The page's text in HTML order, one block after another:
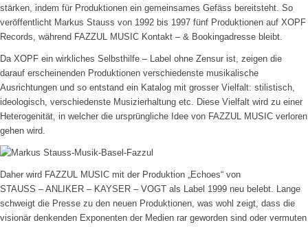
stärken, indem für Produktionen ein gemeinsames Gefäss bereitsteht. So
veröffentlicht Markus Stauss von 1992 bis 1997 fünf Produktionen auf XOPF
Records, während FAZZUL MUSIC Kontakt – & Bookingadresse bleibt.
Da XOPF ein wirkliches Selbsthilfe – Label ohne Zensur ist, zeigen die
darauf erscheinenden Produktionen verschiedenste musikalische
Ausrichtungen und so entstand ein Katalog mit grosser Vielfalt: stilistisch,
ideologisch, verschiedenste Musizierhaltung etc. Diese Vielfalt wird zu einer
Heterogenität, in welcher die ursprüngliche Idee von FAZZUL MUSIC verloren
gehen wird.
Daher wird FAZZUL MUSIC mit der Produktion „Echoes“ von
STAUSS – ANLIKER – KAYSER – VOGT als Label 1999 neu belebt. Lange
schweigt die Presse zu den neuen Produktionen, was wohl zeigt, dass die
visionär denkenden Exponenten der Medien rar geworden sind oder vermuten